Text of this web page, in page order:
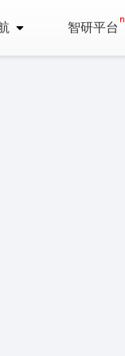
智研平台